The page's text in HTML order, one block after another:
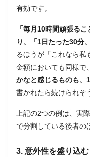
有効です。
「毎月10時間頑張る
り、「1日たった30分
るほうが「これなら私
金額においても同様で、
かなと感じるものも、
書かれたら続けられそ
上記の2つの例は、実
で分割している後者の
3. 意外性を盛り込む